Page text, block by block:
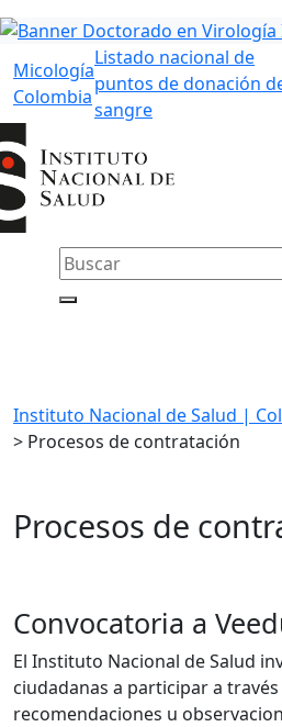
Micología
Colombia
Listado nacional de
puntos de donación
sangre
Instituto Nacional de Salud |
> Procesos de contratación
Procesos de
​​​​​​​​​​​​​​​​​​​​​​​​​​​​​​​​​Convocatoria a
El Instituto Nacional de Salud
ciudadanas a participar a
recomendaciones u